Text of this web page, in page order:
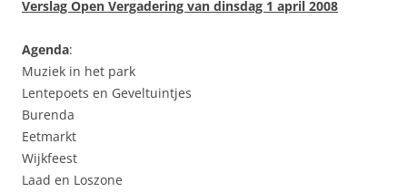
Verslag Open Vergadering van dinsdag 1 april 2008
Agenda:
Muziek in het park
Lentepoets en Geveltuintjes
Burenda
Eetmarkt
Wijkfeest
Laad en Loszone